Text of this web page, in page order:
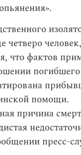
четверо
что фактов
помощи.
причина
пресс-